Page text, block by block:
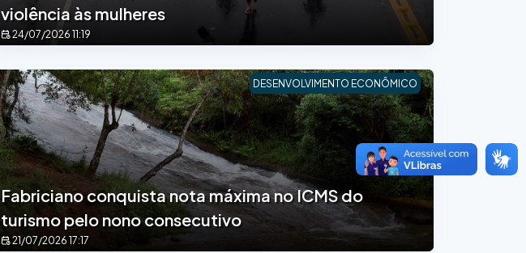
violência às mulheres
24/07/2026 11:19
DESENVOLVIMENTO ECONÔMICO
Fabriciano conquista nota máxima no ICMS do
turismo pelo nono consecutivo
21/07/2026 17:17